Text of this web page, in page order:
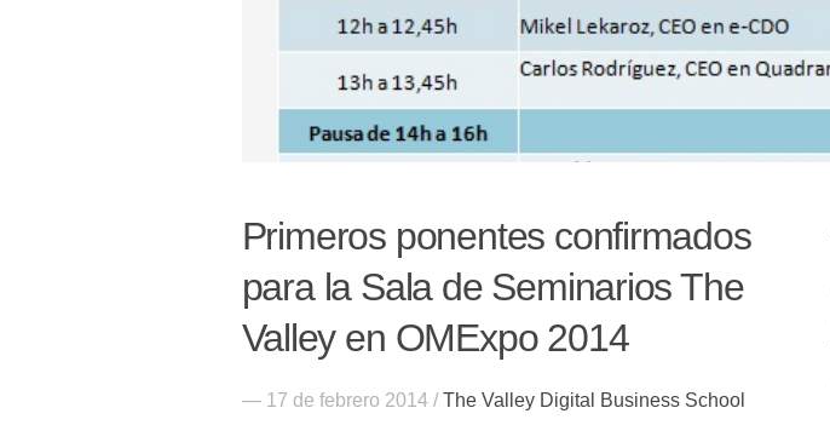
Primeros ponentes confirmados
para la Sala de Seminarios The
Valley en OMExpo 2014
— 17 de febrero 2014 /The Valley Digital Business School